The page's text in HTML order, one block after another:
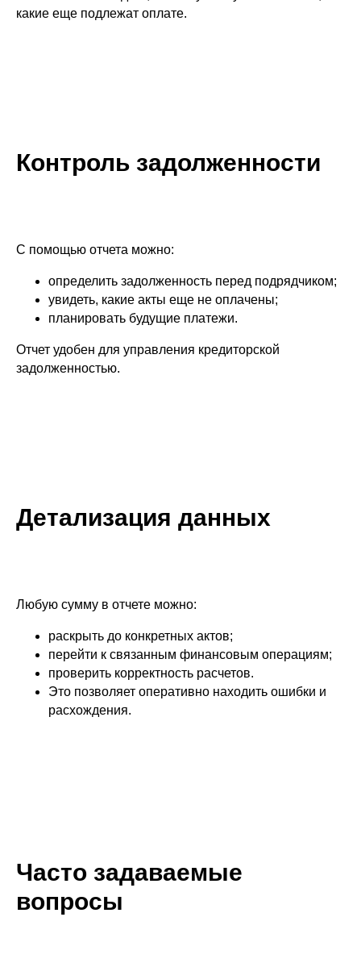
какие еще подлежат оплате.
Контроль задолженности
С помощью отчета можно:
определить задолженность перед подрядчиком;
увидеть, какие акты еще не оплачены;
планировать будущие платежи.
Отчет удобен для управления кредиторской
задолженностью.
Детализация данных
Любую сумму в отчете можно:
раскрыть до конкретных актов;
перейти к связанным финансовым операциям;
проверить корректность расчетов.
Это позволяет оперативно находить ошибки и
расхождения.
Часто задаваемые
вопросы